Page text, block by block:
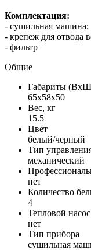
Комплектация:
- сушильная машина;
- крепеж для отвода
- фильтр
Общие
Габариты
65x58x50
Вес, кг
15.5
Цвет
белый/черный
Тип
механический
нет
Количество
4
Тепловой насос
нет
Тип прибора
сушильная